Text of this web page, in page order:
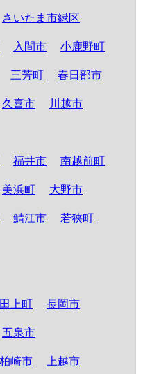
さいたま市緑区
入間市 小鹿野町
三芳町 春日部市
久喜市 川越市
福井市 南越前町
美浜町 大野市
鯖江市 若狭町
田上町 長岡市
五泉市
柏崎市 上越市